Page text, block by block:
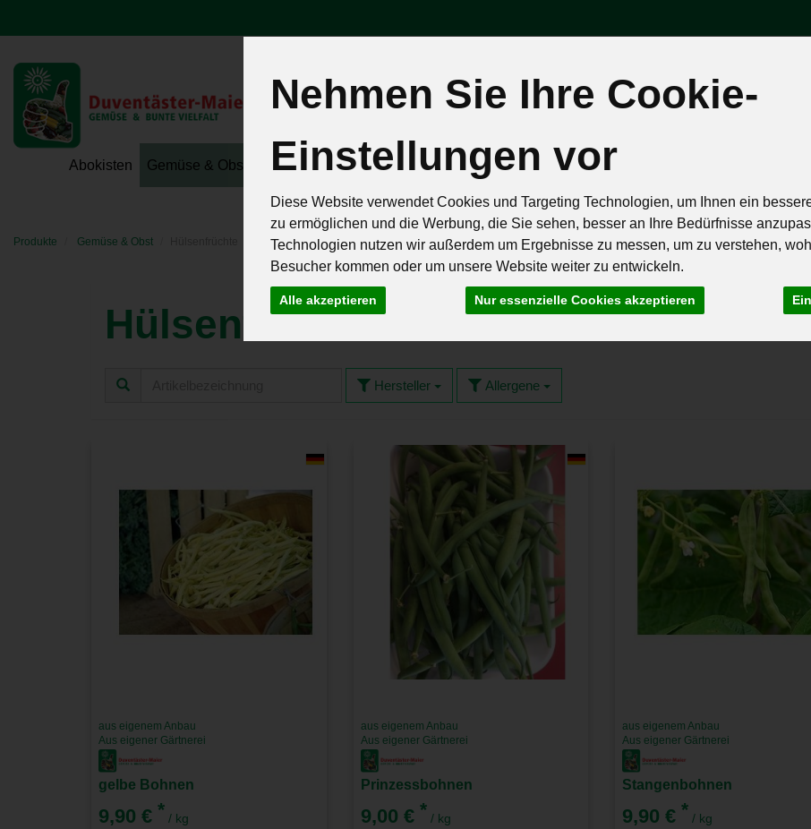
Nehmen Sie Ihre Cookie-
Einstellungen vor
Diese Website verwendet Cookies und Targeting Technologien, um Ihnen ein
zu ermöglichen und die Werbung, die Sie sehen, besser an Ihre Bedürfnisse
Technologien nutzen wir außerdem um Ergebnisse zu messen, um zu verstehen,
Besucher kommen oder um unsere Website weiter zu entwickeln.
Alle akzeptieren Nur essenzielle Cookies akzeptieren
Hoeri - Gemüse
Abokisten Gemüse & Obst Hofeigene Spezialitäten Brot & Eier Feinkost & Geschenke
Rezepte
Produkte Gemüse & Obst
Hülsenfrüchte
Hersteller Allergene
aus eigenem Anbau
Aus eigener Gärtnerei
gelbe Bohnen
9,90 € * / kg
aus eigenem Anbau
Aus eigener Gärtnerei
Prinzessbohnen
9,00 €* / kg
aus eigenem Anbau
Aus eigener Gärtnerei
Stangenbohnen
9,90 € * / kg